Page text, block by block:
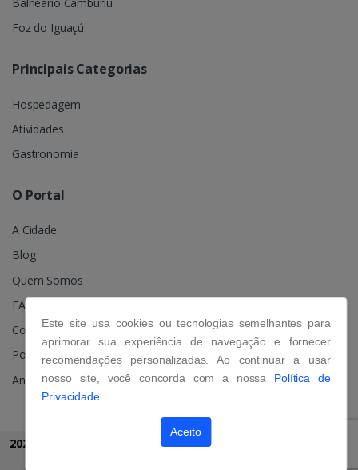
Foz do Iguaçú
Principais Categorias
Hospedagem
Atividades
Gastronomia
O Portal
A Cidade
Blog
Quem Somos
FAQ
Contato
Política de Privacidade
Anuncie
2026 © Grupo Portal Gramado Todos os direitos reservados.
Este site usa cookies ou tecnologias semelhantes para
aprimorar sua experiência de navegação e fornecer
recomendações personalizadas. Ao continuar a usar
nosso site, você concorda com a nossa Política de
Privacidade.
Aceito